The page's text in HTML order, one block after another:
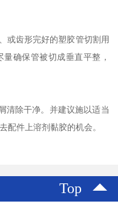
或齿形完好的塑胶管切割用
确保管被切成垂直平整，
清除干净。并建议施以适当
配件上溶剂黏胶的机会。
Top